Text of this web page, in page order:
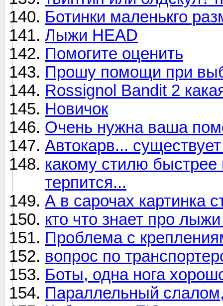
Ботинки маленькго
Лыжи HEAD
Помогите оценить
Прошу помощи при
Rossignol Bandit 2
Новичок
Очень нужна ваша
Автокарв...
какому стилю быстрее
терпится...
А в сарочах картинка
кто что знает про
Проблема с
вопрос по
Боты, одна нога
Параллельный